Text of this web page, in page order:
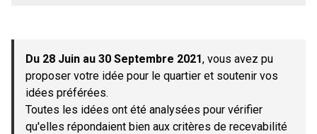
−
Du 28 Juin au 30 Septembre 2021, vous avez pu
proposer votre idée pour le quartier et soutenir vos
idées préférées.
Toutes les idées ont été analysées pour vérifier
qu'elles répondaient bien aux critères de recevabilité